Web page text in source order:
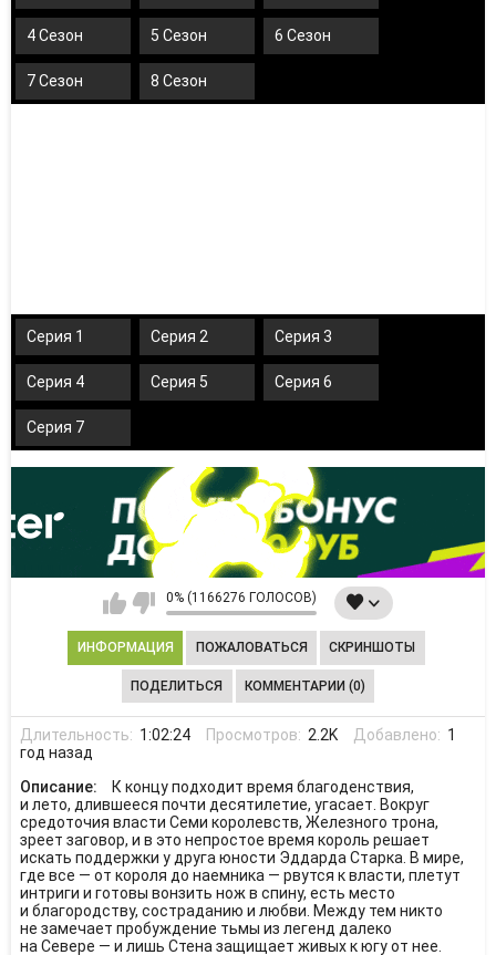
4 Сезон 5 Сезон 6 Сезон
7 Сезон 8 Сезон
Серия 1 Серия 2 Серия 3
Серия 4 Серия 5 Серия 6
Серия 7
0% (1166276 ГОЛОСОВ)
ИНФОРМАЦИЯ ПОЖАЛОВАТЬСЯ СКРИНШОТЫ
ПОДЕЛИТЬСЯ КОММЕНТАРИИ (0)
Длительность: 1:02:24 Просмотров: 2.2K Добавлено: 1
год назад
Описание:
К концу подходит время благоденствия,
и лето, длившееся почти десятилетие, угасает. Вокруг
средоточия власти Семи королевств, Железного трона,
зреет заговор, и в это непростое время король решает
искать поддержки у друга юности Эддарда Старка. В мире,
где все — от короля до наемника — рвутся к власти, плетут
интриги и готовы вонзить нож в спину, есть место
и благородству, состраданию и любви. Между тем никто
не замечает пробуждение тьмы из легенд далеко
на Севере — и лишь Стена защищает живых к югу от нее.